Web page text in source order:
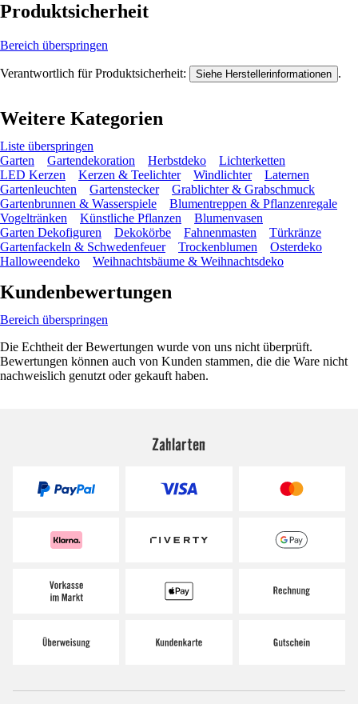
Produktsicherheit
Bereich überspringen
Verantwortlich für Produktsicherheit: Siehe Herstellerinformationen .
Weitere Kategorien
Liste überspringen
Garten
Gartendekoration Herbstdeko
Lichterketten
LED Kerzen
Kerzen & Teelichter Windlichter
Laternen
Gartenleuchten
Gartenstecker
Grablichter & Grabschmuck
Gartenbrunnen & Wasserspiele
Blumentreppen & Pflanzenregale
Vogeltränken
Künstliche Pflanzen
Blumenvasen
Garten Dekofiguren
Dekokörbe Fahnenmasten
Türkränze
Gartenfackeln & Schwedenfeuer
Trockenblumen
Osterdeko
Halloweendeko
Weihnachtsbäume & Weihnachtsdeko
Kundenbewertungen
Bereich überspringen
Die Echtheit der Bewertungen wurde von uns nicht überprüft.
Bewertungen können auch von Kunden stammen, die die Ware nicht
nachweislich genutzt oder gekauft haben.
Zahlarten